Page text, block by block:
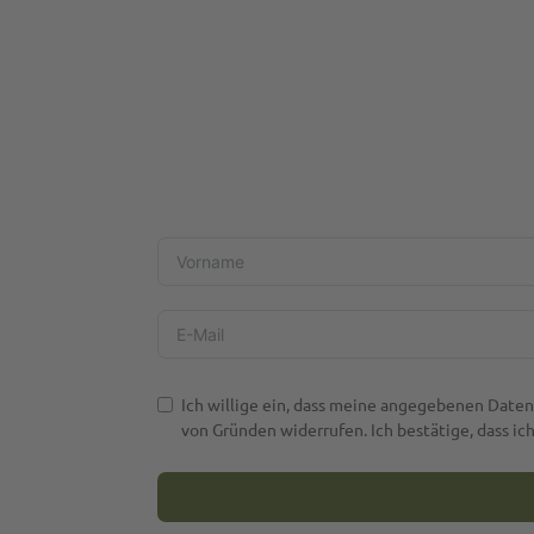
Ich willige ein, dass meine angegebenen
von Gründen widerrufen. Ich bestätige, dass